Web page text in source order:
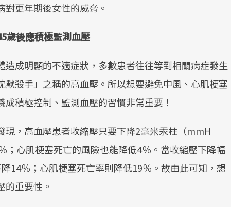
更年期後女性的威脅。
歲後應積極監測血壓
成明顯的不適症狀，多數患者往往等到相關病症發生
殺手」之稱的高血壓。所以想要避免中風、心肌梗塞
積極控制、監測血壓的習慣非常重要！
現，高血壓患者收縮壓只要下降2毫米汞柱（mmH
；心肌梗塞死亡的風險也能降低4％。當收縮壓下降幅
14％；心肌梗塞死亡率則降低19％。故由此可知，想
的重要性。